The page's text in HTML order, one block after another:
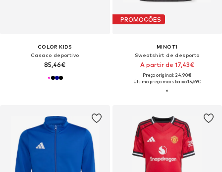
COLOR KIDS
Casaco deportivo
85,46€
PROMOÇÕES
MINOTI
Sweatshirt de desporto
A partir de 17,43€
Preço original: 24,90€
Último preço mais baixo:15,69€